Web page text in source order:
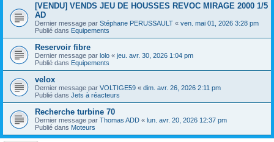
[VENDU] VENDS JEU DE HOUSSES REVOC MIRAGE 2000 1/5
AD
Dernier message par Stéphane PERUSSAULT « ven. mai 01, 2026 3:28 pm
Publié dans Equipements
Reservoir fibre
Dernier message par lolo « jeu. avr. 30, 2026 1:04 pm
Publié dans Equipements
velox
Dernier message par VOLTIGE59 « dim. avr. 26, 2026 2:11 pm
Publié dans Jets à réacteurs
Recherche turbine 70
Dernier message par Thomas ADD « lun. avr. 20, 2026 12:37 pm
Publié dans Moteurs